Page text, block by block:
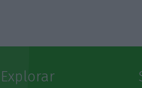
Explorar